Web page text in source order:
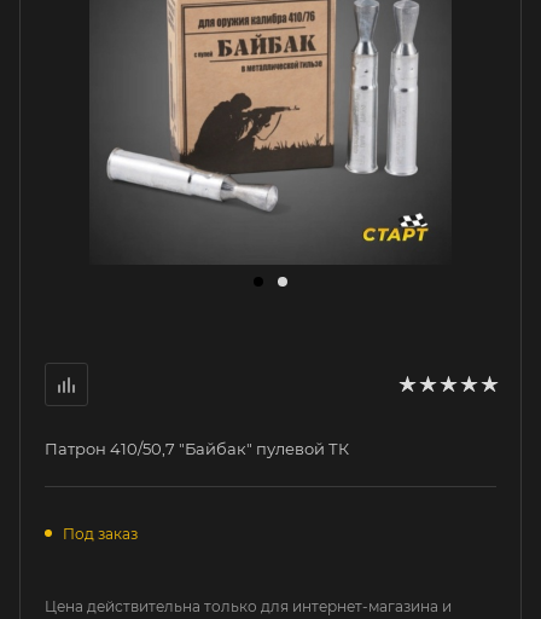
Патрон 410/50,7 "Байбак" пулевой ТК
Под заказ
Цена действительна только для интернет-магазина и